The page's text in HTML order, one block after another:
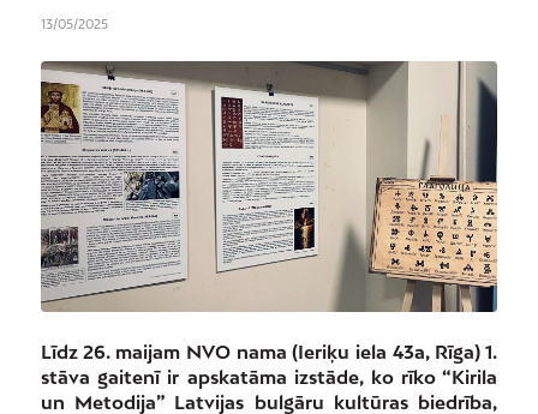
13/05/2025
Līdz 26. maijam NVO nama (Ieriķu iela 43a, Rīga) 1.
stāva gaitenī ir apskatāma izstāde, ko rīko “Kirila
un Metodija” Latvijas bulgāru kultūras biedrība,